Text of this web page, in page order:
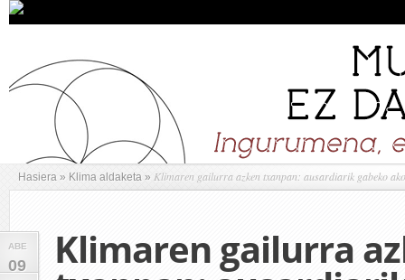
Hasiera » Klima aldaketa » Klimaren gailurra azken txanpan: ausardiarik gabeko
ABE
09
Klimaren gailurra